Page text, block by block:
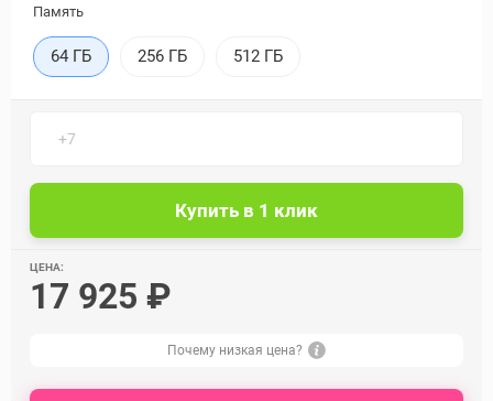
Память
64 ГБ 256 ГБ 512 ГБ
ЦЕНА:
17 925 ₽
Почему низкая цена?